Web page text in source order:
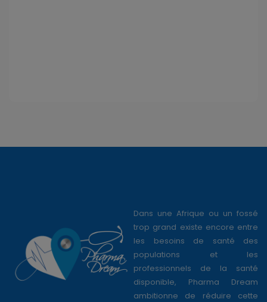
Dans une Afrique ou un fossé
trop grand existe encore entre
les besoins de santé des
populations et les
professionnels de la santé
disponible, Pharma Dream
ambitionne de réduire cette